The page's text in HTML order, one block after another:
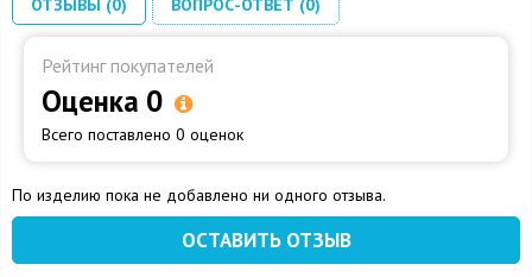
ОТЗЫВЫ (0) ВОПРОС-ОТВЕТ (0)
Рейтинг покупателей
Оценка 0
Всего поставлено 0 оценок
По изделию пока не добавлено ни одного отзыва.
ОСТАВИТЬ ОТЗЫВ